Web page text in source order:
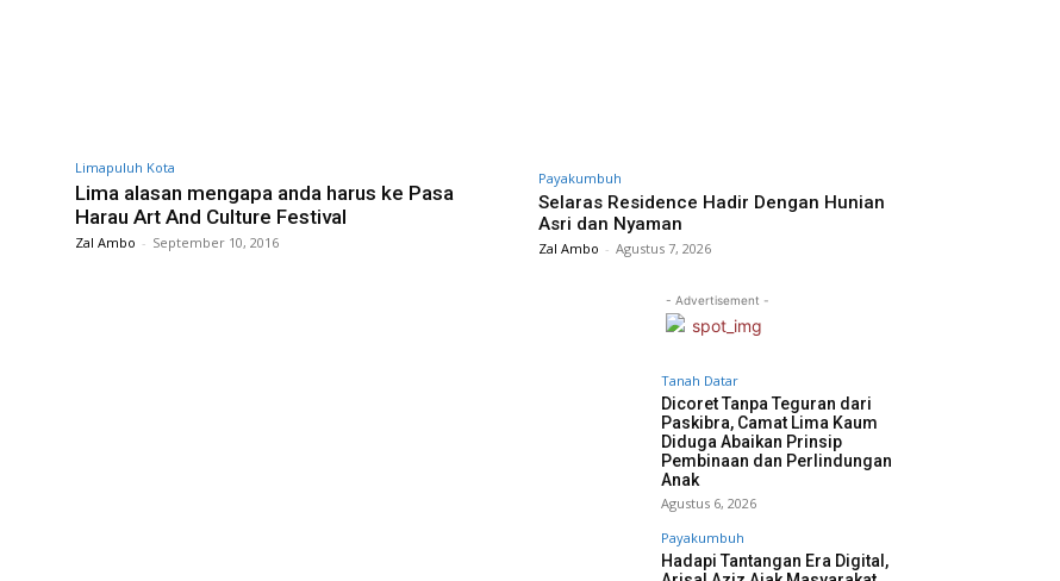
Limapuluh Kota
Lima alasan mengapa anda harus ke Pasa
Harau Art And Culture Festival
Zal Ambo - September 10, 2016
Payakumbuh
Selaras Residence Hadir Dengan Hunian
Asri dan Nyaman
Zal Ambo - Agustus 7, 2026
- Advertisement -
Tanah Datar
Dicoret Tanpa Teguran dari
Paskibra, Camat Lima Kaum
Diduga Abaikan Prinsip
Pembinaan dan Perlindungan
Anak
Agustus 6, 2026
Payakumbuh
Hadapi Tantangan Era Digital,